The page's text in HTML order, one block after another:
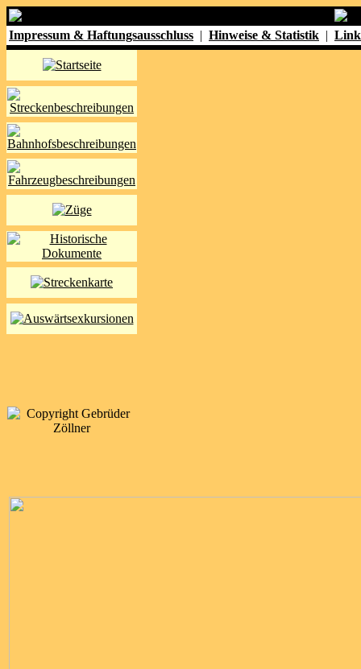
Impressum & Haftungsausschluss | Hinweise & Statistik |